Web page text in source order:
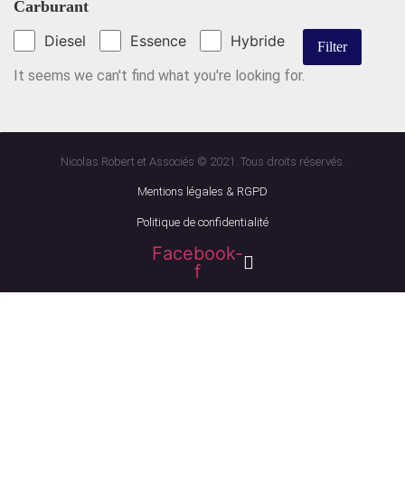
Carburant
Diesel
Essence Hybride
It seems we can't find what you're looking for.
Nicolas Robert et Associés © 2021. Tous droits réservés.
Mentions légales & RGPD
Politique de confidentialité
Facebook-
f